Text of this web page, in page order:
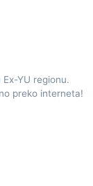
YU regionu.
preko interneta!